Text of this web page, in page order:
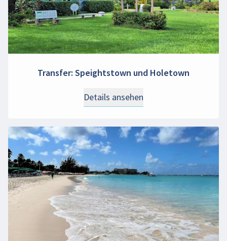
Transfer: Speightstown und Holetown
Details ansehen